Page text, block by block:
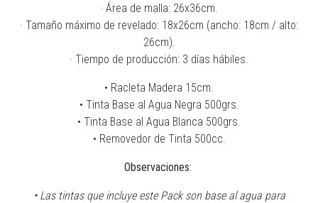
· Área de malla: 26x36cm.
· Tamaño máximo de revelado: 18x26cm (ancho: 18cm / alto:
26cm).
· Tiempo de producción: 3 días hábiles.
• Racleta Madera 15cm.
• Tinta Base al Agua Negra 500grs.
• Tinta Base al Agua Blanca 500grs.
• Removedor de Tinta 500cc.
Observaciones:
• Las tintas que incluye este Pack son base al agua para